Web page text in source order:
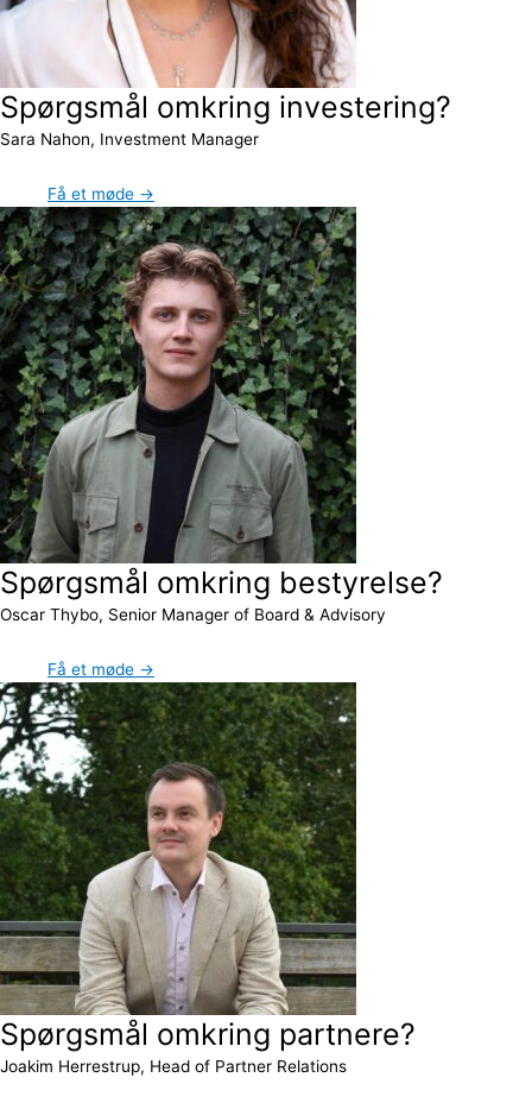
Spørgsmål omkring investering?
Sara Nahon, Investment Manager
Få et møde →
Spørgsmål omkring bestyrelse?
Oscar Thybo, Senior Manager of Board & Advisory
Få et møde →
Spørgsmål omkring partnere?
Joakim Herrestrup, Head of Partner Relations